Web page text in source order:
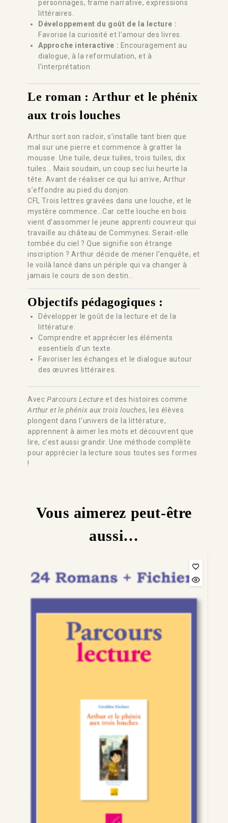
personnages, trame narrative, expressions
littéraires.
Développement du goût de la lecture :
Favorise la curiosité et l’amour des livres.
Approche interactive : Encouragement au
dialogue, à la reformulation, et à
l’interprétation.
Le roman : Arthur et le phénix
aux trois louches
Arthur sort son racloir, s’installe tant bien que
mal sur une pierre et commence à gratter la
mousse. Une tuile, deux tuiles, trois tuiles, dix
tuiles… Mais soudain, un coup sec lui heurte la
tête. Avant de réaliser ce qui lui arrive, Arthur
s’effondre au pied du donjon.
CFL Trois lettres gravées dans une louche, et le
mystère commence…Car cette louche en bois
vient d’assommer le jeune apprenti couvreur qui
travaille au château de Commynes. Serait-elle
tombée du ciel ? Que signifie son étrange
inscription ? Arthur décide de mener l’enquête, et
le voilà lancé dans un périple qui va changer à
jamais le cours de son destin…
Objectifs pédagogiques :
Développer le goût de la lecture et de la
littérature.
Comprendre et apprécier les éléments
essentiels d’un texte.
Favoriser les échanges et le dialogue autour
des œuvres littéraires.
Avec Parcours Lecture et des histoires comme
Arthur et le phénix aux trois louches, les élèves
plongent dans l’univers de la littérature,
apprennent à aimer les mots et découvrent que
lire, c’est aussi grandir. Une méthode complète
pour apprécier la lecture sous toutes ses formes
!
Vous aimerez peut-être
aussi…